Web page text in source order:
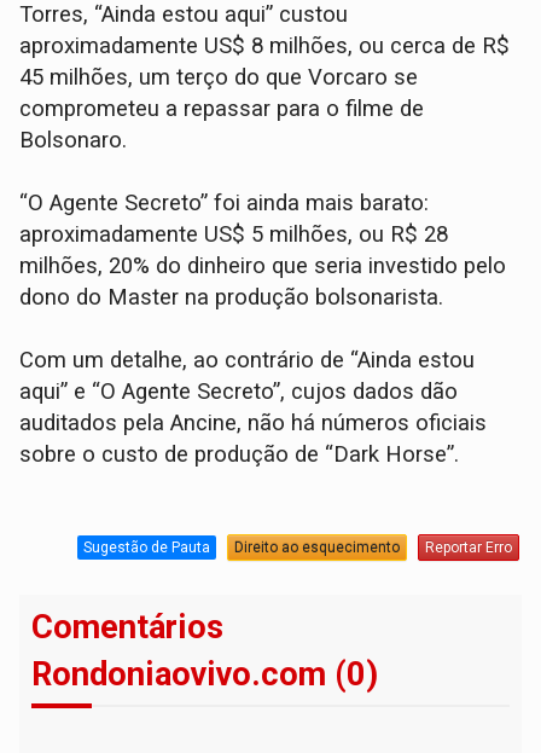
Torres, “Ainda estou aqui” custou
aproximadamente US$ 8 milhões, ou cerca de R$
45 milhões, um terço do que Vorcaro se
comprometeu a repassar para o filme de
Bolsonaro.
“O Agente Secreto” foi ainda mais barato:
aproximadamente US$ 5 milhões, ou R$ 28
milhões, 20% do dinheiro que seria investido pelo
dono do Master na produção bolsonarista.
Com um detalhe, ao contrário de “Ainda estou
aqui” e “O Agente Secreto”, cujos dados dão
auditados pela Ancine, não há números oficiais
sobre o custo de produção de “Dark Horse”.
Sugestão de Pauta Direito ao esquecimento Reportar Erro
Comentários
Rondoniaovivo.com (0)